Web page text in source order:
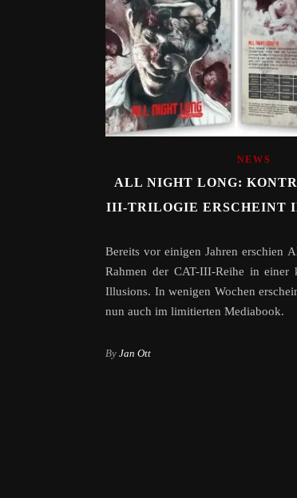
NEWS
ALL NIGHT LONG:
III-TRILOGIE ERSCHEINT
Bereits vor einigen Jahren erschien
Rahmen der CAT-III-Reihe in einer
Illusions. In wenigen Wochen
nun auch im limitierten Mediabook.
By Jan Ott